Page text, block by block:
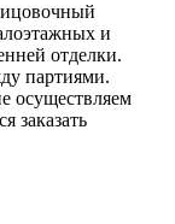
и
отделки.
партиями.
осуществляем
заказать